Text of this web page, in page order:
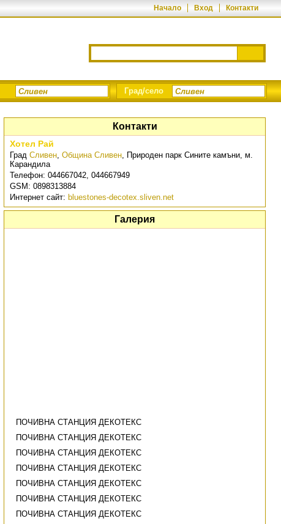
Начало Вход Контакти
Град/село
Контакти
Хотел Рай
Град Сливен, Община Сливен, Природен парк Сините камъни, м.
Карандила
Телефон: 044667042, 044667949
GSM: 0898313884
Интернет сайт: bluestones-decotex.sliven.net
Галерия
ПОЧИВНА СТАНЦИЯ ДЕКОТЕКС
ПОЧИВНА СТАНЦИЯ ДЕКОТЕКС
ПОЧИВНА СТАНЦИЯ ДЕКОТЕКС
ПОЧИВНА СТАНЦИЯ ДЕКОТЕКС
ПОЧИВНА СТАНЦИЯ ДЕКОТЕКС
ПОЧИВНА СТАНЦИЯ ДЕКОТЕКС
ПОЧИВНА СТАНЦИЯ ДЕКОТЕКС